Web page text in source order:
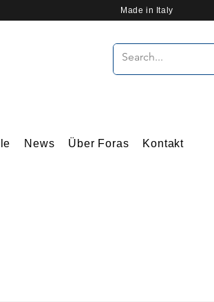
Made in Italy
News Über Foras Kontakt